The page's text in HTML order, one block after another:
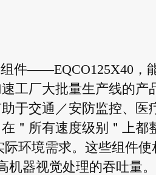
组件——EQCO125X40，
工厂大批量生产线的产
于交通／安防监控、医
＂所有速度级别＂上都
际环境需求。这些组件使
器视觉处理的吞吐量。